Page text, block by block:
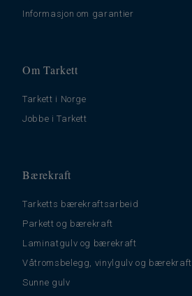
Informasjon om garantier
Om Tarkett
Tarkett i Norge
Jobbe i Tarkett
Bærekraft
Tarketts bærekraftsarbeid
Parkett og bærekraft
Laminatgulv og bærekraft
Våtromsbelegg, vinylgulv og bærekraft
Sunne gulv